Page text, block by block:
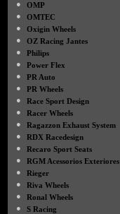
●
OMP
●
OMTEC
●
Oxigin Wheels
●
OZ Racing Jantes
●
Philips
●
Power Flex
●
PR Auto
●
PR Wheels
●
Race Sport Design
●
Racer Wheels
●
Ragazzon Exhaust System
●
RDX Racedesign
●
Recaro Sport Seats
●
RGM Acessorios Exteriores
●
Rieger
●
Riva Wheels
●
Ronal Wheels
●
S Racing